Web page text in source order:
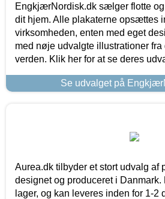
EngkjærNordisk.dk sælger flotte og
dit hjem. Alle plakaterne opsættes
virksomheden, enten med eget
med nøje udvalgte illustrationer fra
verden. Klik her for at se deres
Se udvalget på
Aurea.dk tilbyder et stort udvalg af
designet og produceret i Danmark.
lager, og kan leveres inden for 1-2